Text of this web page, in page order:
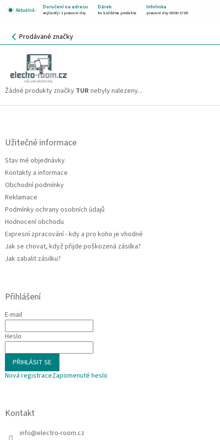
Aktuálně:
Doručení na adresu Dárek Infolinka
nejčastěji 3 pracovní dny ke každému produktu pracovní dny 09:00-17:00
NÁKUPNÍ
KOŠÍK
Prodávané značky
Žádné produkty značky TURnebyly nalezeny...
Z
Užitečné informace
Stav mé objednávky
Kontakty a informace
Obchodní podmínky
Reklamace
Podmínky ochrany osobních údajů
Hodnocení obchodu
Expresní zpracování - kdy a pro koho je vhodné
Jak se chovat, když přijde poškozená zásilka?
Jak zabalit zásilku?
Přihlášení
E-mail
Heslo
PŘIHLÁSIT SE
Nová registraceZapomenuté heslo
Kontakt
info@electro-room.cz